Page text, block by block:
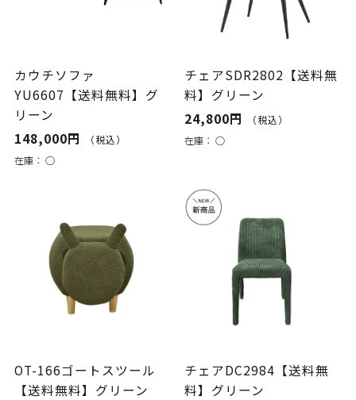
カウチソファ
YU6607【送料無料】グ
リーン
148,000円
（税込）
在庫： ○
チェアSDR2802【送料無
料】グリーン
24,800円
（税込）
在庫：○
OT-166ゴートスツール
【送料無料】グリーン
チェアDC2984【送料無
料】グリーン